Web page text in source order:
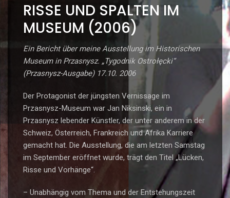
RISSE UND SPALTEN IM
MUSEUM (2006)
Ein Bericht über meine Ausstellung im Historischen
Museum in Przasnysz. „Tygodnik Ostrołęcki“
(Przasnysz-Ausgabe) 17.10. 2006
Der Protagonist der jüngsten Vernissage im
Przasnysz-Museum war Jan Niksinski, ein in
Przasnysz lebender Künstler, der unter anderem in der
Schweiz, Österreich, Frankreich und Afrika Karriere
gemacht hat. Die Ausstellung, die am letzten Samstag
im September eröffnet wurde, trägt den Titel „Lücken,
Risse und Vorhänge“.
– Unabhängig vom Thema und der Entstehungszeit